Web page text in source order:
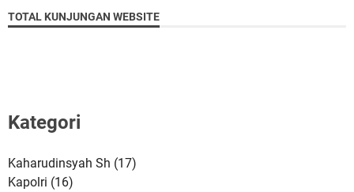
TOTAL KUNJUNGAN WEBSITE
Kategori
Kaharudinsyah Sh (17)
Kapolri (16)